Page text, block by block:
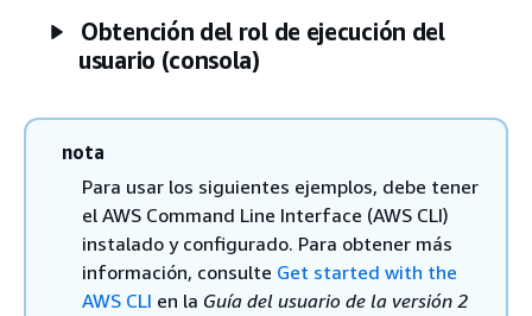
Obtención del rol de ejecución del
usuario (consola)
nota
Para usar los siguientes ejemplos, debe tener
el AWS Command Line Interface (AWS CLI)
instalado y configurado. Para obtener más
información, consulte Get started with the
AWS CLI en la Guía del usuario de la versión 2